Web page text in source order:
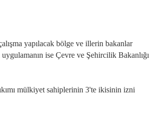
yapılacak bölge ve illerin bakanlar
ise Çevre ve Şehircilik Bakanlığı
mülkiyet sahiplerinin 3'te ikisinin izni